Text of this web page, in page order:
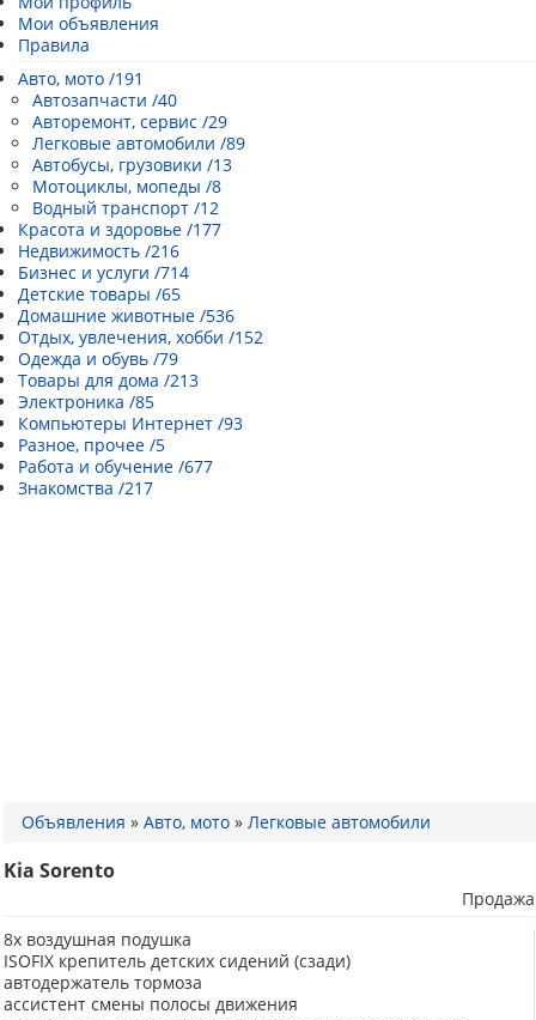
Погода Эстонии
Открытки
Каталог сайтов
| Регистрация |
Мои объявления
Правила
Авто, мото /191
Автозапчасти /40
Авторемонт, сервис /29
Легковые автомобили /89
Автобусы, грузовики /13
Мотоциклы, мопеды /8
Водный транспорт /12
Красота и здоровье /177
Недвижимость /216
Бизнес и услуги /714
Детские товары /65
Домашние животные /536
Отдых, увлечения, хобби /152
Одежда и обувь /79
Товары для дома /213
Электроника /85
Компьютеры Интернет /93
Разное, прочее /5
Работа и обучение /677
Знакомства /217
Объявления » Авто, мото » Легковые автомобили
Kia Sorento
Продажа
8x воздушная подушка
ISOFIX крепитель детских сидений (сзади)
автодержатель тормоза
ассистент смены полосы движения